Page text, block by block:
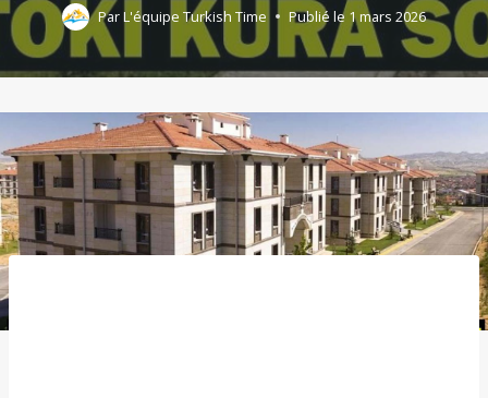
ParL'équipe Turkish Time Publié le 1 mars 2026